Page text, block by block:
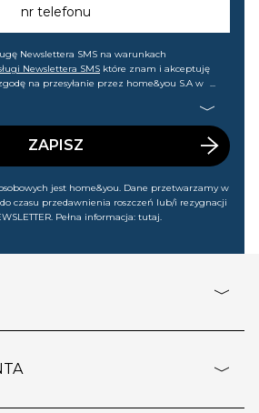
nr telefonu
Newslettera SMS na warunkach
Newslettera SMS które znam i akceptuję
na przesyłanie przez home&you S.A w
Wiem, że mogę tę zgodę w każdej chwili
ZAPISZ
jest home&you. Dane przetwarzamy w
czasu przedawnienia roszczeń lub/i rezygnacji
Pełna informacja: tutaj.